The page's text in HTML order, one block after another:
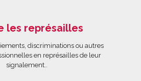
les représailles
discriminations ou autres
en représailles de leur
signalement..